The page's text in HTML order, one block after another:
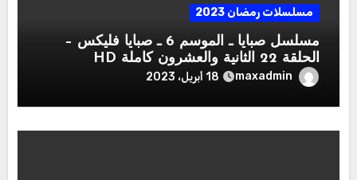
مسلسلات رمضان 2023
مسلسل صبايا ـ الموسم 6 ـ صبايا فليكس –
الحلقة 22 الثانية والعشرون كاملة HD
maxadmin 18 أبريل، 2023